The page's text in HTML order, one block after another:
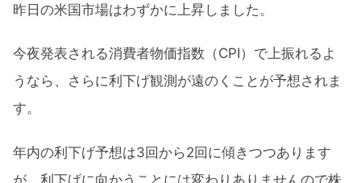
昨日の米国市場はわずかに上昇しました。
今夜発表される消費者物価指数（CPI）で上振れるよ
うなら、さらに利下げ観測が遠のくことが予想されま
す。
年内の利下げ予想は3回から2回に傾きつつあります
が、利下げに向かうことには変わりありませんので株